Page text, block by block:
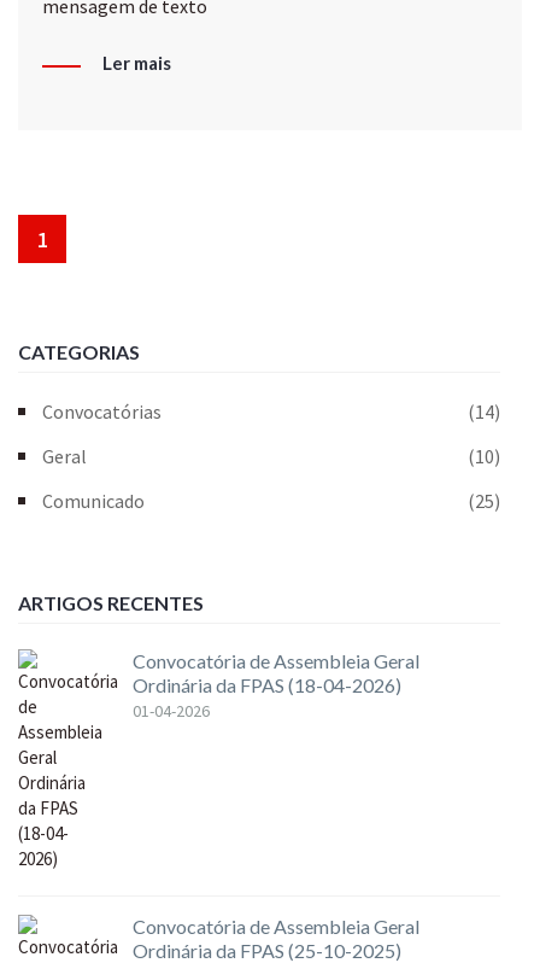
mensagem de texto
Ler mais
1
CATEGORIAS
Convocatórias
(14)
Geral
(10)
Comunicado
(25)
ARTIGOS RECENTES
Convocatória de Assembleia Geral
Ordinária da FPAS (18-04-2026)
01-04-2026
Convocatória de Assembleia Geral
Ordinária da FPAS (25-10-2025)